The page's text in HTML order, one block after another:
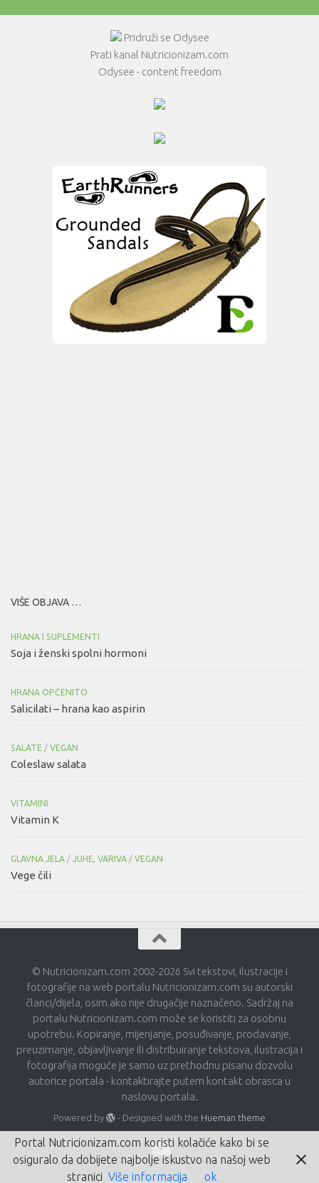
Pridruži se Odysee
Prati kanal Nutricionizam.com
Odysee - content freedom
VIŠE OBJAVA …
HRANA I SUPLEMENTI
Soja i ženski spolni hormoni
HRANA OPĆENITO
Salicilati – hrana kao aspirin
SALATE / VEGAN
Coleslaw salata
VITAMINI
Vitamin K
GLAVNA JELA / JUHE, VARIVA / VEGAN
Vege čili
© Nutricionizam.com 2002-2026 Svi tekstovi, ilustracije i
fotografije na web portalu Nutricionizam.com su autorski
članci/dijela, osim ako nije drugačije naznačeno. Sadržaj na
portalu Nutricionizam.com može se koristiti za osobnu
upotrebu. Kopiranje, mijenjanje, posuđivanje, prodavanje,
preuzimanje, objavljivanje ili distribuiranje tekstova, ilustracija i
fotografija moguće je samo uz prethodnu pisanu dozvolu
autorice portala - kontaktirajte putem kontakt obrasca u
naslovu portala.
Powered by - Designed with the Hueman theme
Portal Nutricionizam.com koristi kolačiće kako bi se
osiguralo da dobijete najbolje iskustvo na našoj web
stranici Više informacija ok